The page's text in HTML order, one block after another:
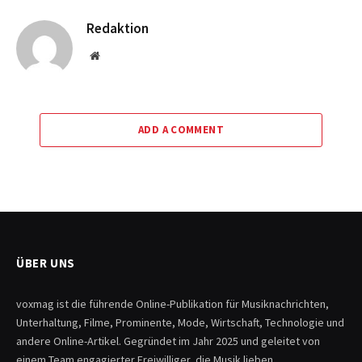
Redaktion
Website
ADD A COMMENT
ÜBER UNS
voxmag ist die führende Online-Publikation für Musiknachrichten,
Unterhaltung, Filme, Prominente, Mode, Wirtschaft, Technologie und
andere Online-Artikel. Gegründet im Jahr 2025 und geleitet von